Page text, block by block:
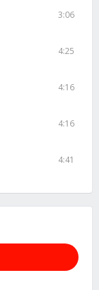
3:06
4:25
4:16
4:16
4:41